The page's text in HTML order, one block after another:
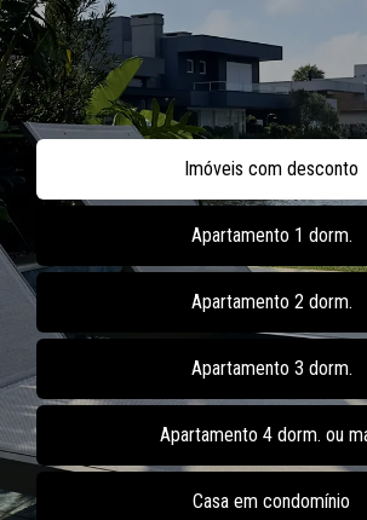
Imóveis com desconto
Apartamento 1 dorm.
Apartamento 2 dorm.
Apartamento 3 dorm.
Apartamento 4 dorm. ou
Casa em condomínio